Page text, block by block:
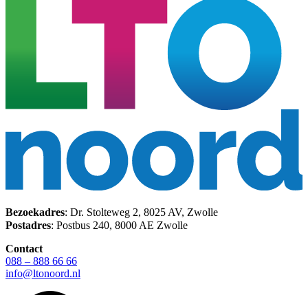
Bezoekadres: Dr. Stolteweg 2, 8025 AV, Zwolle
Postadres: Postbus 240, 8000 AE Zwolle
Contact
088 – 888 66 66
info@ltonoord.nl